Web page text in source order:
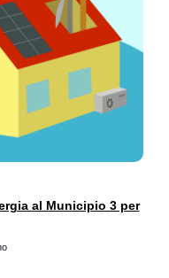
al Municipio 3 per